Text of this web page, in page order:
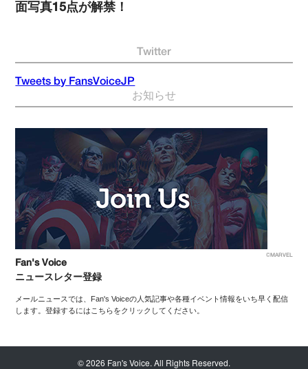
面写真15点が解禁！
Twitter
Tweets by FansVoiceJP
お知らせ
©MARVEL
Fan's Voice
ニュースレター登録
メールニュースでは、Fan's Voiceの人気記事や各種イベント情報をいち早く配信
します。登録するにはこちらをクリックしてください。
© 2026 Fan's Voice. All Rights Reserved.